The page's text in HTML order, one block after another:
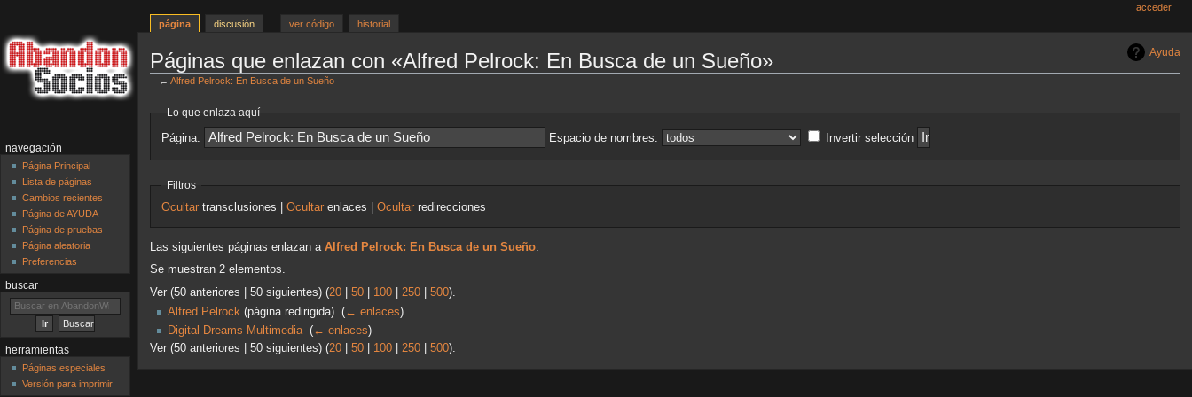
Ayuda
Páginas que enlazan con «Alfred Pelrock: En Busca de un Sueño»
←Alfred Pelrock: En Busca de un Sueño
Lo que enlaza aquí
Página: Espacio de nombres: Invertir selección
Filtros
Ocultar transclusiones |Ocultar enlaces |Ocultar redirecciones
Las siguientes páginas enlazan a Alfred Pelrock: En Busca de un Sueño:
Se muestran 2 elementos.
Ver (50 anteriores | 50 siguientes) (20| 50| 100| 250| 500).
Alfred Pelrock(página redirigida) ‎ (← enlaces)
Digital Dreams Multimedia‎ (← enlaces)
Ver (50 anteriores | 50 siguientes) (20| 50| 100| 250| 500).
página discusión ver código historial
acceder
navegación
Página Principal
Lista de páginas
Cambios recientes
Página de AYUDA
Página de pruebas
Página aleatoria
Preferencias
buscar
herramientas
Páginas especiales
Versión para imprimir